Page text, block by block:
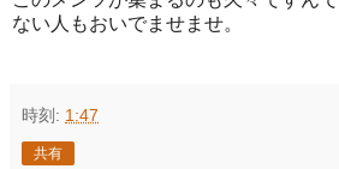
ない人もおいでませませ。
時刻: 1:47
共有